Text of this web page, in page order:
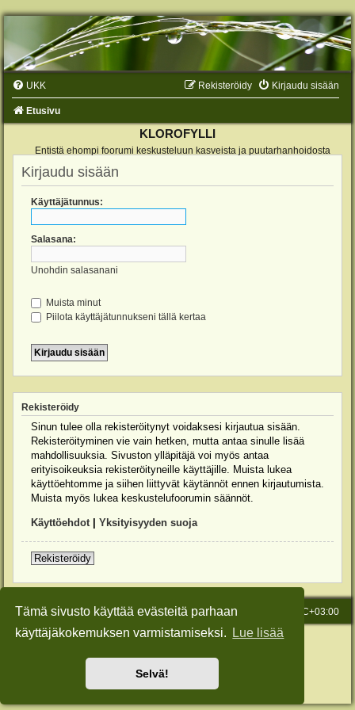
Tämä sivusto käyttää evästeitä parhaan
käyttäjäkokemuksen varmistamiseksi.
Lue lisää
Selvä!
UKK Kirjaudu sisään
Rekisteröidy
Etusivu
KLOROFYLLI
Entistä ehompi foorumi keskusteluun kasveista ja puutarhanhoidosta
Kirjaudu sisään
Käyttäjätunnus:
Salasana:
Unohdin salasanani
Muista minut
Piilota käyttäjätunnukseni tällä kertaa
Rekisteröidy
Sinun tulee olla rekisteröitynyt voidaksesi kirjautua sisään.
Rekisteröityminen vie vain hetken, mutta antaa sinulle lisää
mahdollisuuksia. Sivuston ylläpitäjä voi myös antaa
erityisoikeuksia rekisteröityneille käyttäjille. Muista lukea
käyttöehtomme ja siihen liittyvät käytännöt ennen kirjautumista.
Muista myös lukea keskustelufoorumin säännöt.
Käyttöehdot| Yksityisyyden suoja
Rekisteröidy
Etusivu Kaikki ajat ovat UTC+03:00
Viesti Ylläpidolle
Keskustelufoorumin ohjelmistophpBB® Forum Software © phpBB Limited